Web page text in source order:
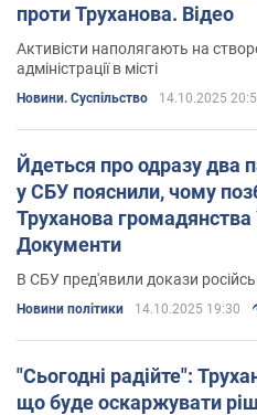
проти Труханова. Відео
Активісти наполягають на
адміністрації в місті
Новини. Суспільство 14.10.2025
Йдеться про одразу два
у СБУ пояснили, чому
Труханова громадянства
Документи
В СБУ пред'явили докази
Новини політики 14.10.2025 19:30
"Сьогодні радійте":
що буде оскаржувати